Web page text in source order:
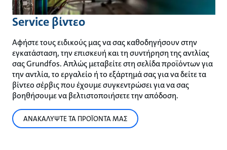
Service βίντεο
Αφήστε τους ειδικούς μας να σας καθοδηγήσουν στην
εγκατάσταση, την επισκευή και τη συντήρηση της αντλίας
σας Grundfos. Απλώς μεταβείτε στη σελίδα προϊόντων για
την αντλία, το εργαλείο ή το εξάρτημά σας για να δείτε τα
βίντεο σέρβις που έχουμε συγκεντρώσει για να σας
βοηθήσουμε να βελτιστοποιήσετε την απόδοση.
ΑΝΑΚΑΛΥΨΤΕ ΤΑ ΠΡΟΪΟΝΤΑ ΜΑΣ